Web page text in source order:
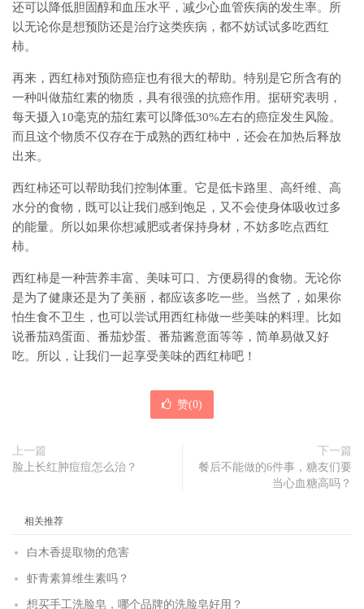
还可以降低胆固醇和血压水平，减少心血管疾病的发生率。所
以无论你是想预防还是治疗这类疾病，都不妨试试多吃西红
柿。
再来，西红柿对预防癌症也有很大的帮助。特别是它所含有的
一种叫做茄红素的物质，具有很强的抗癌作用。据研究表明，
每天摄入10毫克的茄红素可以降低30%左右的癌症发生风险。
而且这个物质不仅存在于成熟的西红柿中，还会在加热后释放
出来。
西红柿还可以帮助我们控制体重。它是低卡路里、高纤维、高
水分的食物，既可以让我们感到饱足，又不会使身体吸收过多
的能量。所以如果你想减肥或者保持身材，不妨多吃点西红
柿。
西红柿是一种营养丰富、美味可口、方便易得的食物。无论你
是为了健康还是为了美丽，都应该多吃一些。当然了，如果你
怕生食不卫生，也可以尝试用西红柿做一些美味的料理。比如
说番茄鸡蛋面、番茄炒蛋、番茄酱意面等等，简单易做又好
吃。所以，让我们一起享受美味的西红柿吧！
赞(0)
上一篇
脸上长红肿痘痘怎么治？
下一篇
餐后不能做的6件事，糖友们要
当心血糖高吗？
相关推荐
白木香提取物的危害
虾青素算维生素吗？
想买手工洗脸皂，哪个品牌的洗脸皂好用？